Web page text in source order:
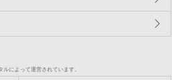
によって運営されています。